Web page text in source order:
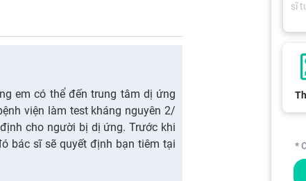
em có thể đến trung tâm dị ứng
viện làm test kháng nguyên 2/
cho người bị dị ứng. Trước khi
bác sĩ sẽ quyết định bạn tiêm tại
*